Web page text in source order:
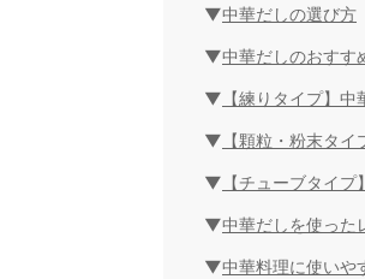
中華だしの選び方
中華だしのおすす
【練りタイプ】
【顆粒・粉末タ
【チューブタイ
中華だしを使った
中華料理に使いや